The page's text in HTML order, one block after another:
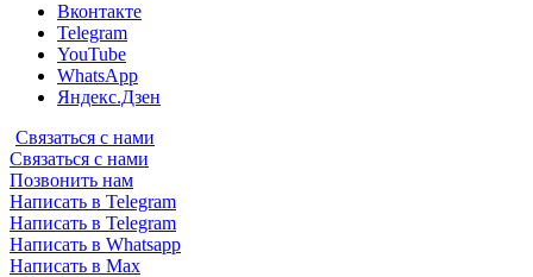
Вконтакте
Telegram
YouTube
WhatsApp
Яндекс.Дзен
Связаться с нами
Связаться с нами
Позвонить нам
Написать в Telegram
Написать в Telegram
Написать в Whatsapp
Написать в Max